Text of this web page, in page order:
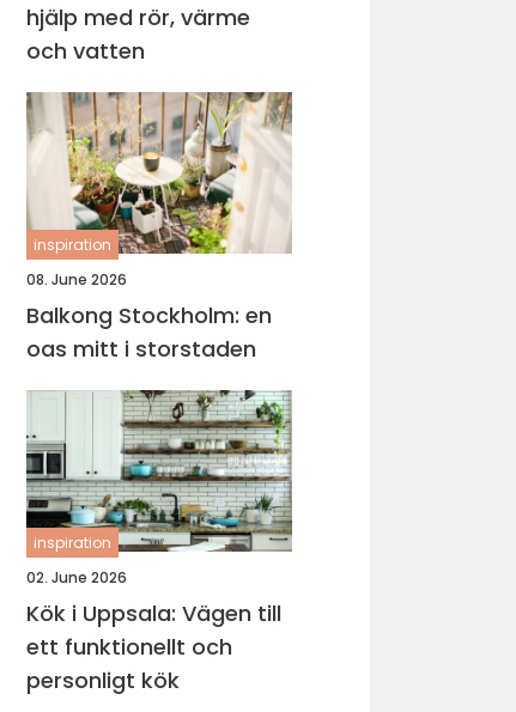
hjälp med rör, värme
och vatten
inspiration
08. June 2026
Balkong Stockholm: en
oas mitt i storstaden
inspiration
02. June 2026
Kök i Uppsala: Vägen till
ett funktionellt och
personligt kök